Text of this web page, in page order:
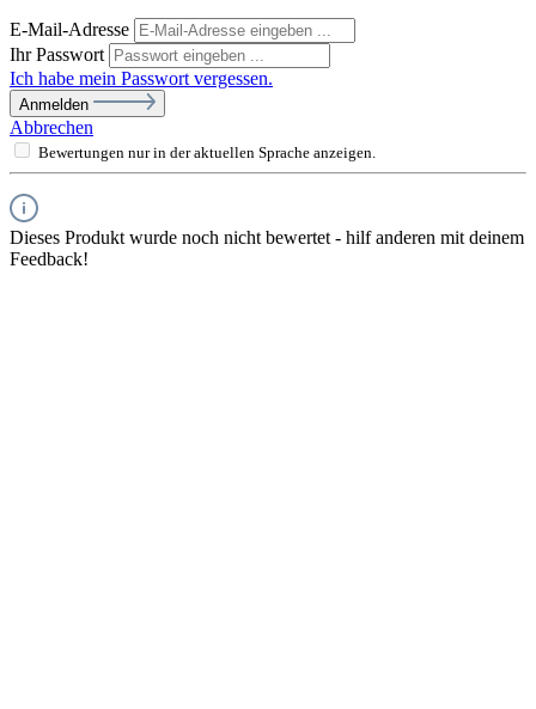
E-Mail-Adresse
Ihr Passwort
Ich habe mein Passwort vergessen.
Anmelden
Abbrechen
Bewertungen nur in der aktuellen Sprache anzeigen.
Dieses Produkt wurde noch nicht bewertet - hilf anderen mit deinem
Feedback!